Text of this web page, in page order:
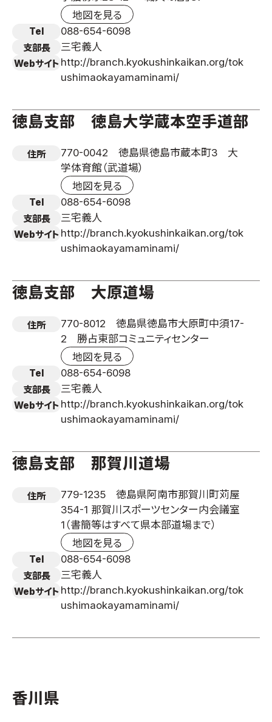
地図を見る
Tel 088-654-6098
支部長 三宅義人
Webサイト http://branch.kyokushinkaikan.org/tok
ushimaokayamaminami/
徳島支部 徳島大学蔵本空手道部
住所
770-0042 徳島県徳島市蔵本町3 大
学体育館（武道場）
地図を見る
Tel 088-654-6098
支部長 三宅義人
Webサイト http://branch.kyokushinkaikan.org/tok
ushimaokayamaminami/
徳島支部 大原道場
住所
770-8012 徳島県徳島市大原町中須17-
2 勝占東部コミュニティセンター
地図を見る
Tel 088-654-6098
支部長 三宅義人
Webサイト http://branch.kyokushinkaikan.org/tok
ushimaokayamaminami/
徳島支部 那賀川道場
住所
779-1235 徳島県阿南市那賀川町苅屋
354-1 那賀川スポーツセンター内会議室
1（書簡等はすべて県本部道場まで）
地図を見る
Tel 088-654-6098
支部長 三宅義人
Webサイト http://branch.kyokushinkaikan.org/tok
ushimaokayamaminami/
香川県